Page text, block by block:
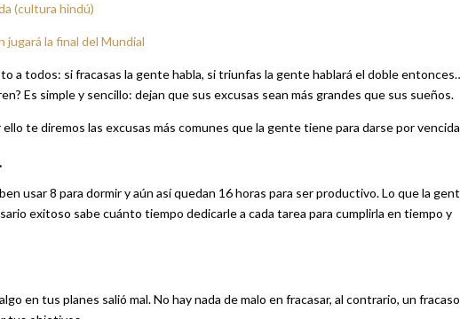
(cultura hindú)
jugará la final del Mundial
a todos: si fracasas la gente habla, si triunfas la gente hablará el doble
Es simple y sencillo: dejan que sus excusas sean más grandes que sus sueños.
te diremos las excusas más comunes que la gente tiene para darse por
usar 8 para dormir y aún así quedan 16 horas para ser productivo. Lo que la
exitoso sabe cuánto tiempo dedicarle a cada tarea para cumplirla en tiempo y
en tus planes salió mal. No hay nada de malo en fracasar, al contrario, un fracaso